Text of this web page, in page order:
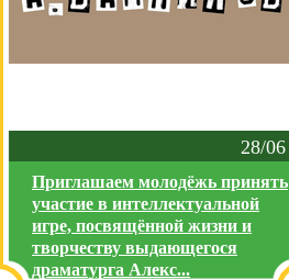
28/06
Приглашаем молодёжь принять
участие в интеллектуальной
игре, посвящённой жизни и
творчеству выдающегося
драматурга Алекс...